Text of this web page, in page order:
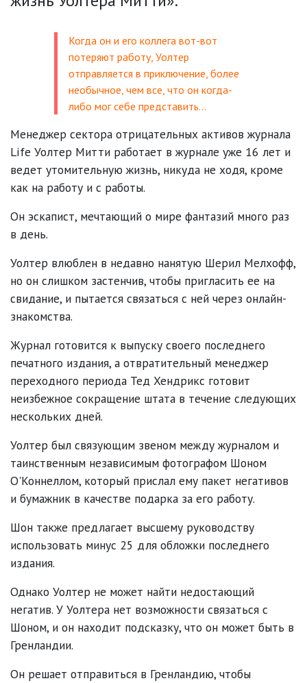
Когда он и его коллега вот-вот
потеряют работу, Уолтер
отправляется в приключение, более
необычное, чем все, что он когда-
либо мог себе представить…
Менеджер сектора отрицательных активов журнала
Life Уолтер Митти работает в журнале уже 16 лет и
ведет утомительную жизнь, никуда не ходя, кроме
как на работу и с работы.
Он эскапист, мечтающий о мире фантазий много раз
в день.
Уолтер влюблен в недавно нанятую Шерил Мелхофф,
но он слишком застенчив, чтобы пригласить ее на
свидание, и пытается связаться с ней через онлайн-
знакомства.
Журнал готовится к выпуску своего последнего
печатного издания, а отвратительный менеджер
переходного периода Тед Хендрикс готовит
неизбежное сокращение штата в течение следующих
нескольких дней.
Уолтер был связующим звеном между журналом и
таинственным независимым фотографом Шоном
О'Коннеллом, который прислал ему пакет негативов
и бумажник в качестве подарка за его работу.
Шон также предлагает высшему руководству
использовать минус 25 для обложки последнего
издания.
Однако Уолтер не может найти недостающий
негатив. У Уолтера нет возможности связаться с
Шоном, и он находит подсказку, что он может быть в
Гренландии.
Он решает отправиться в Гренландию, чтобы